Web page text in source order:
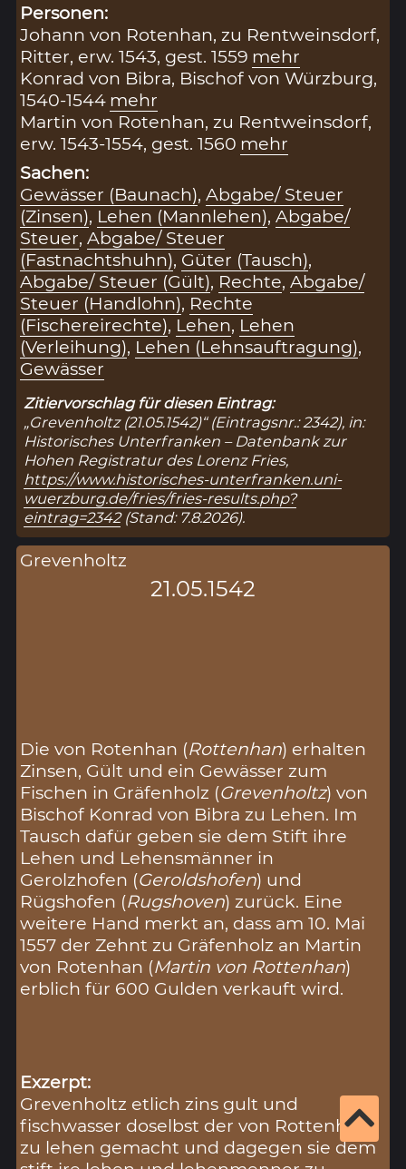
Personen:
Johann von Rotenhan, zu Rentweinsdorf,
Ritter, erw. 1543, gest. 1559 mehr
Konrad von Bibra, Bischof von Würzburg,
1540-1544 mehr
Martin von Rotenhan, zu Rentweinsdorf,
erw. 1543-1554, gest. 1560 mehr
Sachen:
Gewässer (Baunach),Abgabe/ Steuer
(Zinsen), Lehen (Mannlehen),Abgabe/
Steuer,Abgabe/ Steuer
(Fastnachtshuhn), Güter (Tausch),
Abgabe/ Steuer (Gült), Rechte,Abgabe/
Steuer (Handlohn), Rechte
(Fischereirechte), Lehen, Lehen
(Verleihung), Lehen (Lehnsauftragung),
Gewässer
Zitiervorschlag für diesen Eintrag:
„Grevenholtz (21.05.1542)“ (Eintragsnr.: 2342), in:
Historisches Unterfranken – Datenbank zur
Hohen Registratur des Lorenz Fries,
https://www.historisches-unterfranken.uni-
wuerzburg.de/fries/fries-results.php?
eintrag=2342(Stand: 7.8.2026).
Grevenholtz
21.05.1542
Die von Rotenhan (Rottenhan) erhalten
Zinsen, Gült und ein Gewässer zum
Fischen in Gräfenholz (Grevenholtz) von
Bischof Konrad von Bibra zu Lehen. Im
Tausch dafür geben sie dem Stift ihre
Lehen und Lehensmänner in
Gerolzhofen (Geroldshofen) und
Rügshofen (Rugshoven) zurück. Eine
weitere Hand merkt an, dass am 10. Mai
1557 der Zehnt zu Gräfenholz an Martin
von Rotenhan (Martin von Rottenhan)
erblich für 600 Gulden verkauft wird.
Exzerpt:
Grevenholtz etlich zins gult und
fischwasser doselbst der von Rottenhan
zu lehen gemacht und dagegen sie dem